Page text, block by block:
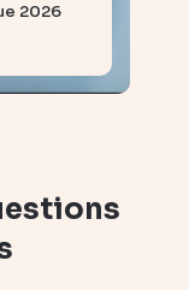
2026